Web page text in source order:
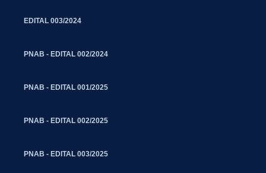
EDITAL 003/2024
PNAB - EDITAL 002/2024
PNAB - EDITAL 001/2025
PNAB - EDITAL 002/2025
PNAB - EDITAL 003/2025